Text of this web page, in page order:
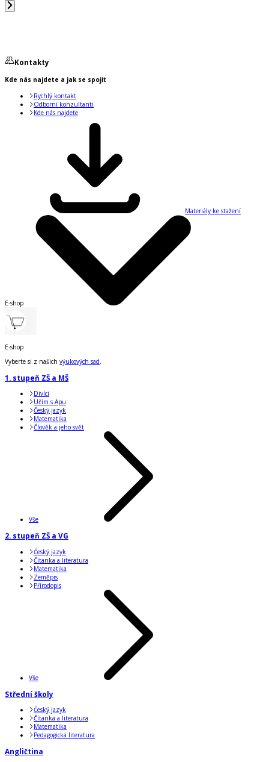
Kontakty
Kde nás najdete a jak se spojit
Rychlý kontakt
Odborní konzultanti
Kde nás najdete
Materiály ke stažení
E-shop
E-shop
Vyberte si z našich výukových sad.
1. stupeň ZŠ a MŠ
Divíci
Učím s Apu
Český jazyk
Matematika
Člověk a jeho svět
Vše
2. stupeň ZŠ a VG
Český jazyk
Čítanka a literatura
Matematika
Zeměpis
Přírodopis
Vše
Střední školy
Český jazyk
Čítanka a literatura
Matematika
Pedagogická literatura
Angličtina